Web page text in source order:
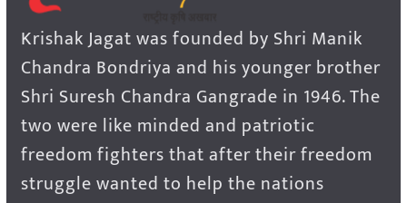
Krishak Jagat was founded by Shri Manik
Chandra Bondriya and his younger brother
Shri Suresh Chandra Gangrade in 1946. The
two were like minded and patriotic
freedom fighters that after their freedom
struggle wanted to help the nations